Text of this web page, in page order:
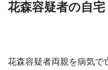
花森容疑者の自宅
花森容疑者両親を病気で